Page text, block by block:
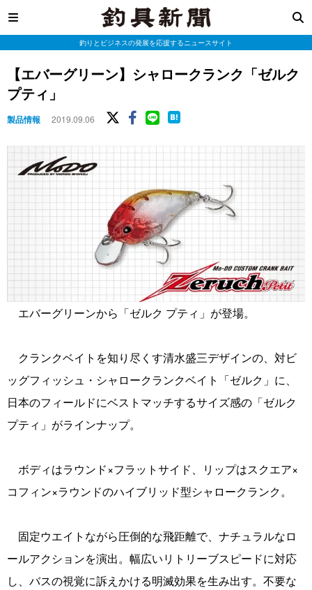
釣りとビジネスの発展を応援するニュースサイト
【エバーグリーン】シャロークランク「ゼルク
プティ」
製品情報 2019.09.06
エバーグリーンから「ゼルク プティ」が登場。
クランクベイトを知り尽くす清水盛三デザインの、対ビ
ッグフィッシュ・シャロークランクベイト「ゼルク」に、
日本のフィールドにベストマッチするサイズ感の「ゼルク
プティ」がラインナップ。
ボディはラウンド×フラットサイド、リップはスクエア×
コフィン×ラウンドのハイブリッド型シャロークランク。
固定ウエイトながら圧倒的な飛距離で、ナチュラルなロ
ールアクションを演出。幅広いリトリーブスピードに対応
し、バスの視覚に訴えかける明滅効果を生み出す。不要な